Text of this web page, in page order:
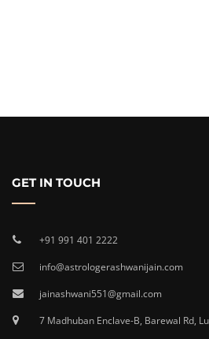
GET IN TOUCH
+91 991 401 2222
info@astrologerashwanijain.com
jainashwani551@gmail.com
7 Madhuban Enclave-B, Barewal Rd,